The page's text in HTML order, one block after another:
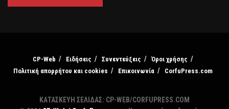
CP-Web Ειδήσεις Συνεντεύξεις
Όροι χρήσης
Πολιτική απορρήτου και cookies
Επικοινωνία CorfuPress.com
ΚΑΤΑΣΚΕΥΗ ΣΕΛΙΔΑΣ: CP-WEB/CORFUPRESS.COM